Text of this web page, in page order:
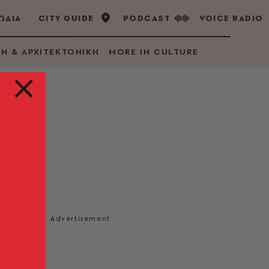
CITY GUIDE PODCAST VOICE RADIO
& ΑΡΧΙΤΕΚΤΟΝΙΚΗ MORE IN CULTURE